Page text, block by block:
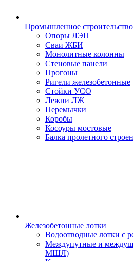
Промышленное строительство
Опоры ЛЭП
Сваи ЖБИ
Монолитные колонны
Стеновые панели
Прогоны
Ригели железобетонные
Стойки УСО
Лежни ЛЖ
Перемычки
Коробы
Косоуры мостовые
Балка пролетного
Железобетонные лотки
Водоотводные лотки с
Междупутные и
МШЛ)